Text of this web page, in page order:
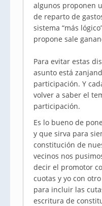
algunos proponen
de reparto de
sistema “más
propone sale
Para evitar estas
asunto está
participación. Y
volver a saber el
participación.
Es lo bueno de
y que sirva para
constitución de
vecinos nos
decir el promotor
cuotas y yo con
para incluir las
escritura de